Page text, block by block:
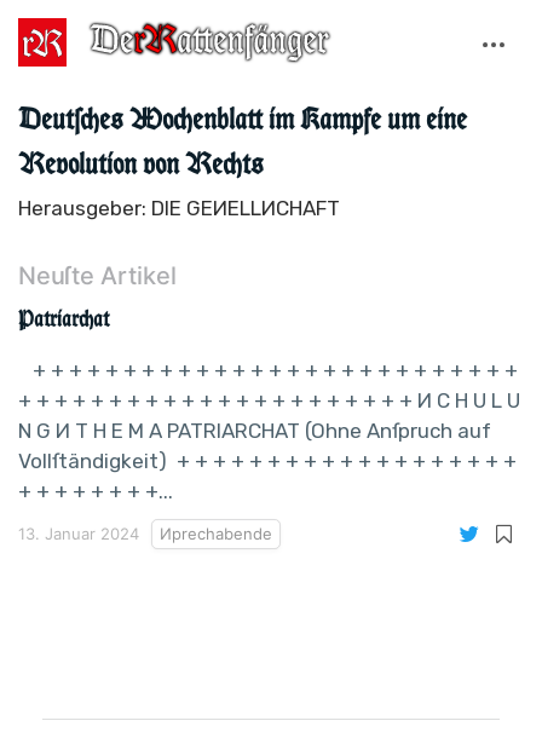
Deutſches Wochenblatt im Kampfe um eine
Revolution von Rechts
Herausgeber: DIE GEИELLИCHAFT
Neuſte Artikel
Patriarchat
+ + + + + + + + + + + + + + + + + + + + + + + + + + +
+ + + + + + + + + + + + + + + + + + + + + + И C H U L U
N G И T H E M A PATRIARCHAT (Ohne Anſpruch auf
Vollſtändigkeit) + + + + + + + + + + + + + + + + + + +
+ + + + + + + +...
13. Januar 2024 Иprechabende